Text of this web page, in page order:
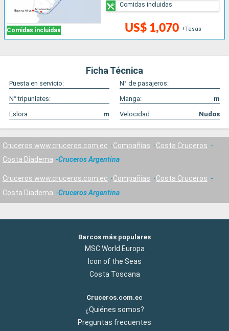
Comidas incluidas US$ 1,070 +Tasas
Comidas incluidas
Ficha Técnica
Puesta en servicio:
N° de pasajeros:
N° tripunlates:
Manga:
m
Eslora:
m Velocidad: Nudos
Cruceros www.cruceros.com.ec Compañías
Costa Cruceros
Costa Diadema
Cruceros Argentina
Cruceros www.cruceros.com.ec Compañías
Costa Cruceros
Costa Diadema
Cruceros Argentina
Barcos más populares
MSC World Europa
Icon of the Seas
Costa Toscana
Cruceros.com.ec
¿Quiénes somos?
Preguntas frecuentes